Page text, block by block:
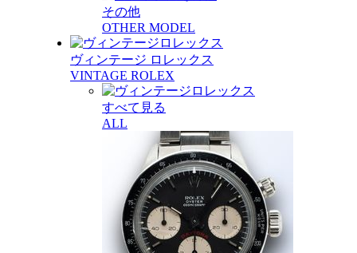
その他
OTHER MODEL
ヴィンテージ ロレックス
VINTAGE ROLEX
すべて見る
ALL